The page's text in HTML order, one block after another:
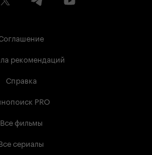
рекомендаций
Справка
PRO
Все фильмы
сериалы